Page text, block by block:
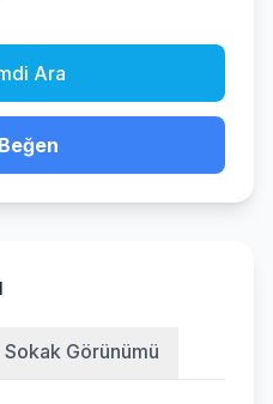
Ara
Beğen
Sokak Görünümü